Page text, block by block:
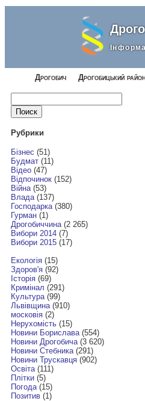
Дрогобич Дрогобицький район
Найти:
Рубрики
Бізнес (51)
Будмат(11)
Відео(47)
Відпочинок(152)
Війна(53)
Влада(137)
Господарка(380)
Гурман(1)
Дрогобиччина(2 265)
Вибори 2014(7)
Вибори 2015(17)
Екологія(15)
Здоров'я(92)
Історія(69)
Кримінал (291)
Культура(99)
Львівщина(910)
московія(2)
Нерухомість(15)
Новини Борислава(554)
Новини Дрогобича(3 620)
Новини Стебника(291)
Новини Трускавця(902)
Освіта(111)
Плітки(5)
Погода(15)
Позитив(1)